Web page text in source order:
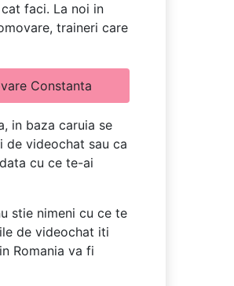
faci. La noi in
traineri care
Constanta
in baza caruia se
videochat sau ca
cu ce te-ai
stie nimeni cu ce te
de videochat iti
Romania va fi